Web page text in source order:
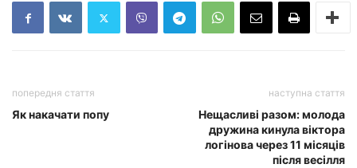
попередня стаття
Як накачати попу
наступна стаття
Нещасливі разом: молода
дружина кинула віктора
логінова через 11 місяців
після весілля